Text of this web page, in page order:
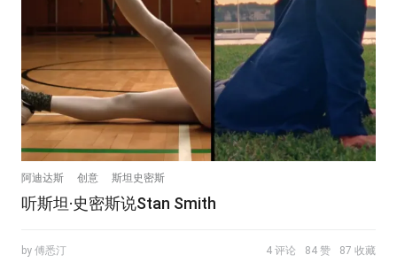
阿迪达斯 创意 斯坦史密斯
听斯坦·史密斯说Stan Smith
by 傅悉汀 4 评论 84 赞 87 收藏